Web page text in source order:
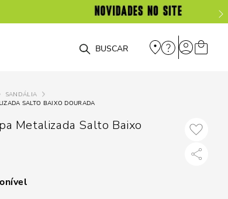
você está procurando?
SANDÁLIA
SALTO BAIXO DOURADA
Metalizada Salto Baixo